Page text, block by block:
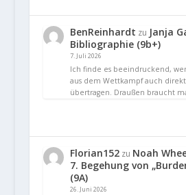
BenReinhardt zu Janja
Bibliographie (9b+)
7. Juli 2026
Ich finde es beeindruckend,
aus dem Wettkampf auch
übertragen. Draußen braucht
Florian152zu Noah
7. Begehung von
(9A)
26. Juni 2026